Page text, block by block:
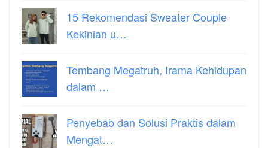
15 Rekomendasi Sweater Couple
Kekinian u…
Tembang Megatruh, Irama Kehidupan
dalam …
Penyebab dan Solusi Praktis dalam
Mengat…